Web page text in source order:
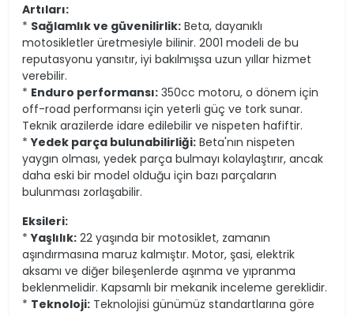
Artıları:
* Sağlamlık ve güvenilirlik: Beta, dayanıklı
motosikletler üretmesiyle bilinir. 2001 modeli de bu
reputasyonu yansıtır, iyi bakılmışsa uzun yıllar hizmet
verebilir.
* Enduro performansı: 350cc motoru, o dönem için
off-road performansı için yeterli güç ve tork sunar.
Teknik arazilerde idare edilebilir ve nispeten hafiftir.
*Yedek parça bulunabilirliği: Beta'nın nispeten
yaygın olması, yedek parça bulmayı kolaylaştırır, ancak
daha eski bir model olduğu için bazı parçaların
bulunması zorlaşabilir.
Eksileri:
*Yaşlılık: 22 yaşında bir motosiklet, zamanın
aşındırmasına maruz kalmıştır. Motor, şasi, elektrik
aksamı ve diğer bileşenlerde aşınma ve yıpranma
beklenmelidir. Kapsamlı bir mekanik inceleme gereklidir.
* Teknoloji: Teknolojisi günümüz standartlarına göre